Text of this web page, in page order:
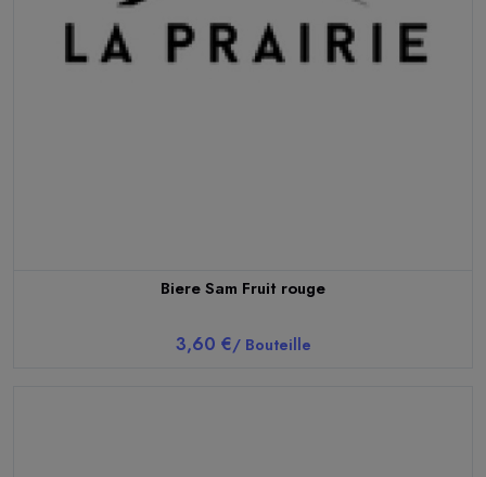
Biere Sam Fruit rouge
3,60 €/ Bouteille